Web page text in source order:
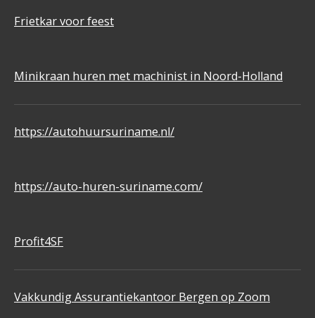
Frietkar voor feest
Minikraan huren met machinist in Noord-Holland
https://autohuursuriname.nl/
https://auto-huren-suriname.com/
Profit4SF
Vakkundig Assurantiekantoor Bergen op Zoom